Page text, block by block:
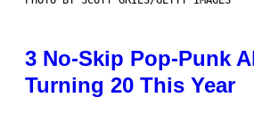
3 No-Skip Pop-Punk
Turning 20 This Year